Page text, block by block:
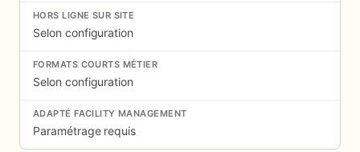
Selon configuration
Selon configuration
Paramétrage requis